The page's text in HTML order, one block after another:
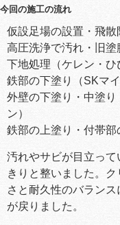
今回の施工の流れ
仮設足場の設置・飛
高圧洗浄で汚れ・旧塗
下地処理（ケレン・ひ
鉄部の下塗り（SKマ
外壁の下塗り・中塗
ン）
鉄部の上塗り・付帯
汚れやサビが目立っ
きりと整いました。
さと耐久性のバラン
が戻りました。